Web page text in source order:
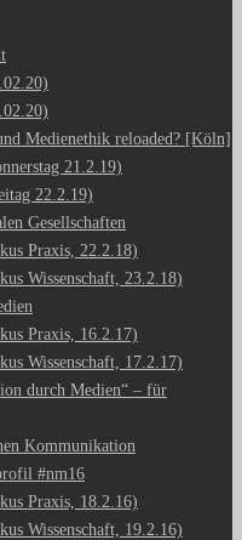
Medienethik reloaded? [Köln]
21.2.19)
22.2.19)
Gesellschaften
Praxis, 22.2.18)
Wissenschaft, 23.2.18)
Praxis, 16.2.17)
Wissenschaft, 17.2.17)
durch Medien“ – für
Kommunikation
#nm16
Praxis, 18.2.16)
Wissenschaft, 19.2.16)